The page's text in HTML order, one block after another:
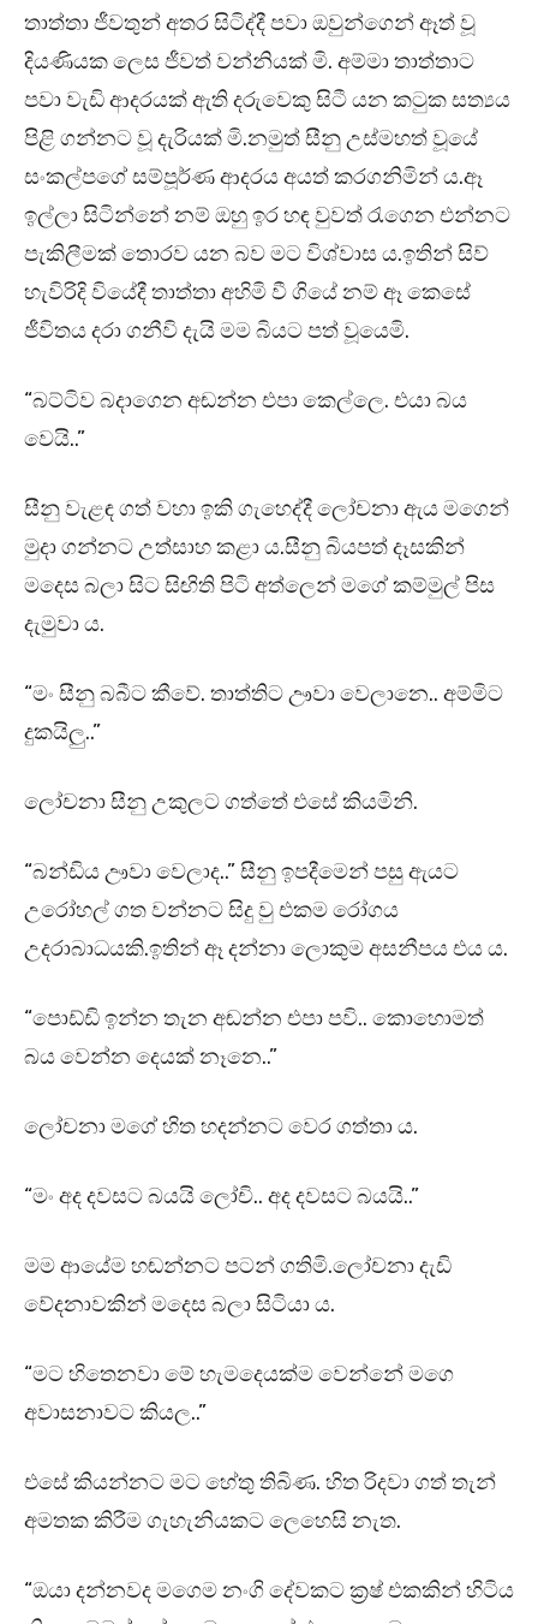
තාත්තා ජීවතුන් අතර සිටිද්දී පවා ඔවුන්ගෙන් ඈත් වූ
දියණියක ලෙස ජීවත් වන්නියක් මි. අම්මා තාත්තාට
පවා වැඩි ආදරයක් ඇති දරුවෙකු සිටී යන කටුක සත්‍යය
පිළි ගන්නට වූ දැරියක් මි.නමුත් සීනු උස්මහත් වූයේ
සංකල්පගේ සම්පූර්ණ ආදරය අයත් කරගනිමින් ය.ඈ
ඉල්ලා සිටින්නේ නම් ඔහු ඉර හඳ වුවත් රැගෙන එන්නට
පැකිලීමක් තොරව යන බව මට විශ්වාස ය.ඉතින් සිව්
හැවිරිදි වියේදී තාත්තා අහිමි වී ගියේ නම් ඈ කෙසේ
ජීවිතය දරා ගනීවි දැයි මම බියට පත් වූයෙමි.
“බට්ටිව බදාගෙන අඬන්න එපා කෙල්ලෙ. එයා බය
වෙයි..”
සීනු වැළඳ ගත් වහා ඉකි ගැහෙද්දී ලෝචනා ඇය මගෙන්
මුදා ගන්නට උත්සාහ කළා ය.සීනු බියපත් දෑසකින්
මදෙස බලා සිට සිඟිති පිටි අත්ලෙන් මගේ කම්මුල් පිස
දැමුවා ය.
“මං සීනු බබීට කීවේ. තාත්තිට ඌවා වෙලානෙ.. අම්මිට
දුකයිලු..”
ලෝචනා සීනු උකුලට ගත්තේ එසේ කියමිනි.
“බන්ඩිය ඌවා වෙලාද..” සීනු ඉපදීමෙන් පසු ඇයට
උරෝහල් ගත වන්නට සිදු වු එකම රෝගය
උදරාබාධයකි.ඉතින් ඈ දන්නා ලොකුම අසනීපය එය ය.
“පොඩ්ඩි ඉන්න තැන අඬන්න එපා පවි.. කොහොමත්
බය වෙන්න දෙයක් නෑනෙ..”
ලෝචනා මගේ හිත හදන්නට වෙර ගත්තා ය.
“මං අද දවසට බයයි ලෝචි.. අද දවසට බයයි..”
මම ආයේම හඬන්නට පටන් ගතිමි.ලෝචනා දැඩි
වේදනාවකින් මදෙස බලා සිටියා ය.
“මට හිතෙනවා මේ හැමදෙයක්ම වෙන්නේ මගෙ
අවාසනාවට කියල..”
එසේ කියන්නට මට හේතු තිබිණ. හිත රිදවා ගත් තැන්
අමතක කිරීම ගැහැනියකට ලෙහෙසි නැත.
“ඔයා දන්නවද මගෙම නංගි දේවකට ක්‍රෂ් එකකින් හිටිය